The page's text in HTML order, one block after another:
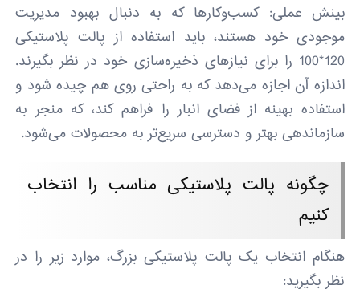
بینش عملی: کسب‌وکارها که به دنبال بهبود مدیریت
موجودی خود هستند، باید استفاده از پالت پلاستیکی
120*100 را برای نیازهای ذخیره‌سازی خود در نظر بگیرند.
اندازه آن اجازه می‌دهد که به راحتی روی هم چیده شود و
استفاده بهینه از فضای انبار را فراهم کند، که منجر به
سازماندهی بهتر و دسترسی سریع‌تر به محصولات می‌شود.
چگونه پالت پلاستیکی مناسب را انتخاب
کنیم
هنگام انتخاب یک پالت پلاستیکی بزرگ، موارد زیر را در
نظر بگیرید: